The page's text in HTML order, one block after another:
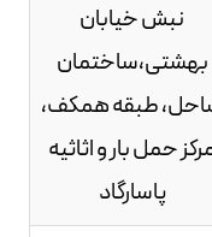
نبش خیابان
بهشتی،ساختمان
طبقه همکف،
حمل بار و اثاثیه
پاسارگاد